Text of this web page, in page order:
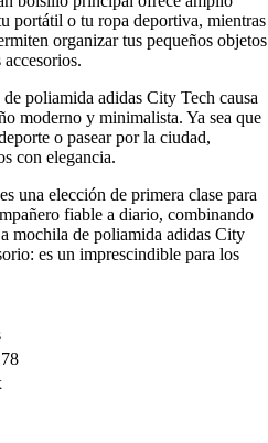
portátil o tu ropa deportiva, mientras
organizar tus pequeños objetos
poliamida adidas City Tech causa
moderno y minimalista. Ya sea que
o pasear por la ciudad,
con elegancia.
una elección de primera clase para
fiable a diario, combinando
mochila de poliamida adidas City
es un imprescindible para los